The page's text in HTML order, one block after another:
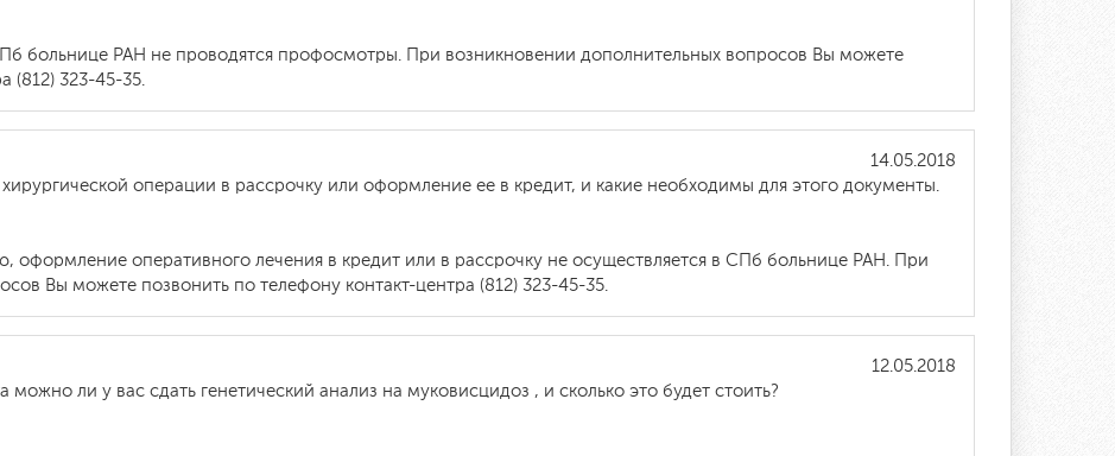
больнице РАН не проводятся профосмотры. При возникновении дополнительных вопросов Вы можете
(812) 323-45-35.
14.05.2018
операции в рассрочку или оформление ее в кредит, и какие необходимы для этого документы.
оформление оперативного лечения в кредит или в рассрочку не осуществляется в СПб больнице РАН. При
Вы можете позвонить по телефону контакт-центра (812) 323-45-35.
12.05.2018
ли у вас сдать генетический анализ на муковисцидоз , и сколько это будет стоить?